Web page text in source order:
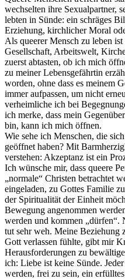
wechselten ihre Sexualpartner,
lebten in Sünde: ein schräges
Erziehung, kirchlicher Moral
Als queerer Mensch zu leben
Gesellschaft, Arbeitswelt,
zuerst abtasten, ob ich mich
zu meiner Lebensgefährtin
worden, ohne dass es meinem
immer aufpassen, um nicht
verheimliche ich bei
ich merke, dass mein
bin, kann ich mich öffnen.
Wie sehe ich Menschen, die
geöffnet haben? Mit
verstehen: Akzeptanz ist ein
Ich wünsche mir, dass queere
„normale“ Christen betrachtet
eingeladen, zu Gottes Familie
der Spiritualität der Einheit
Bewegung angenommen
werden und kommen „dürfen“.
tut sehr weh. Meine Beziehung
Gott verlassen fühlte, gibt mir
Herausforderungen zu
ich: Liebe ist keine Sünde.
werden, frei zu sein, ein